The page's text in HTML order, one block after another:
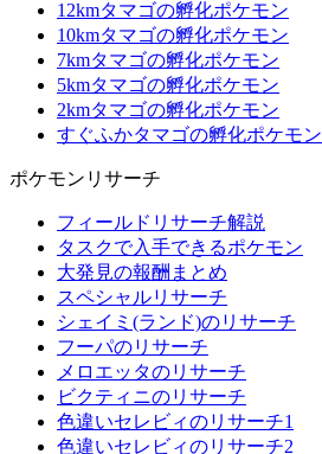
12kmタマゴの孵化ポケモン
10kmタマゴの孵化ポケモン
7kmタマゴの孵化ポケモン
5kmタマゴの孵化ポケモン
2kmタマゴの孵化ポケモン
すぐふかタマゴの孵化ポケモン
ポケモンリサーチ
フィールドリサーチ解説
タスクで入手できるポケモン
大発見の報酬まとめ
スペシャルリサーチ
シェイミ(ランド)のリサーチ
フーパのリサーチ
メロエッタのリサーチ
ビクティニのリサーチ
色違いセレビィのリサーチ1
色違いセレビィのリサーチ2